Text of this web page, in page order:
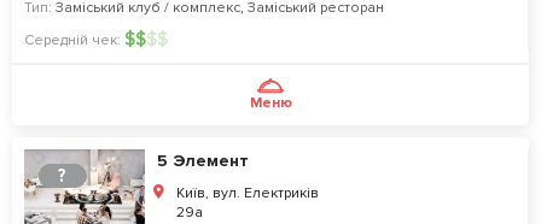
Тип: Заміський клуб / комплекс, Заміський ресторан
Середній чек: $$$$
Меню
?
5 Элемент
Київ, вул. Електриків
29a